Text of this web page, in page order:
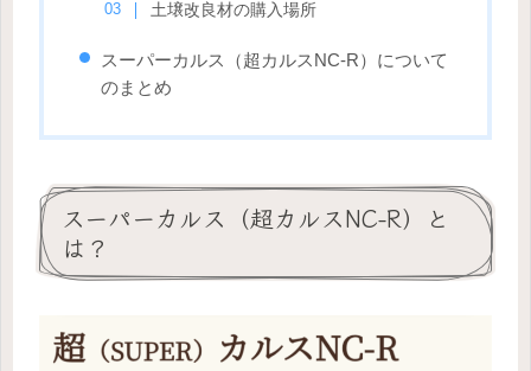
土壌改良材の購入場所
スーパーカルス（超カルスNC-R）について
のまとめ
スーパーカルス（超カルスNC-R）と
は？